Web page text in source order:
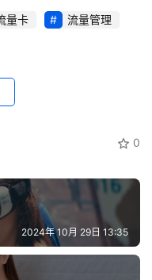
量卡
流量管理
0
2024年 10月 29日 13:35